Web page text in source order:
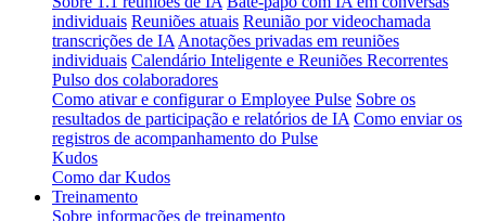
individuais Reuniões atuais Reunião por videochamada
transcrições de IA Anotações privadas em reuniões
individuais Calendário Inteligente e Reuniões Recorrentes
Pulso dos colaboradores
Como ativar e configurar o Employee Pulse Sobre os
resultados de participação e relatórios de IA Como enviar os
registros de acompanhamento do Pulse
Kudos
Como dar Kudos
Treinamento
Sobre informações de treinamento